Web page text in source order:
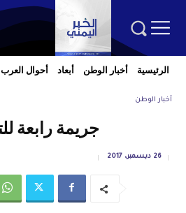
الرئيسية أخبار الوطن أبعاد أحوال العرب
أخبار الوطن
جريمة رابعة
26 ديسمبر، 2017